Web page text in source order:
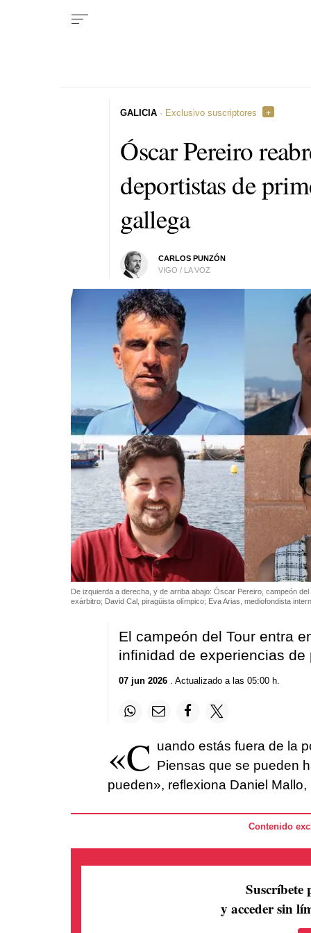
Óscar Pereiro
deportistas de
gallega
CARLOS PUNZÓN
VIGO / LA VOZ
GALICIA · Exclusivo suscriptores
De izquierda a derecha, y de arriba abajo: Óscar Pereiro, campeón
exárbitro; David Cal, piragüista olímpico; Eva Arias, mediofondista
El campeón del Tour entra
infinidad de experiencias
07 jun 2026. Actualizado a las 05:00 h.
«C uando estás fuera de la
Piensas que se pueden
pueden», reflexiona Daniel Mallo,
Contenido
Suscríbete
y acceder sin